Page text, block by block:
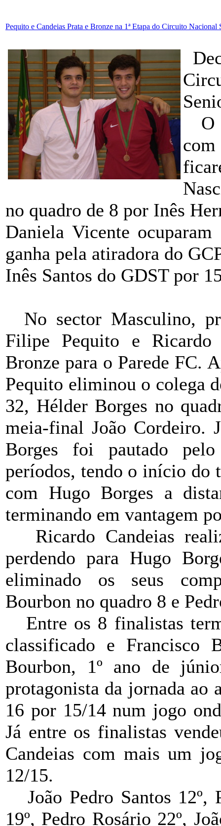
Pequito e Candeias Prata e Bronze na 1ª Etapa do Circuito Nacional
O
no quadro de 8 por Inês
Daniela Vicente
ganha pela atiradora do
Inês Santos do GDST por
No sector Masculino,
Filipe Pequito e Ricardo
Bronze para o Parede FC.
Pequito eliminou o colega
32, Hélder Borges no
meia-final João Cordeiro.
Borges foi pautado
períodos, tendo o início do
com Hugo Borges a
terminando em vantagem
Ricardo Candeias
perdendo para Hugo
eliminado os seus
Bourbon no quadro 8 e
Entre os 8 finalistas
classificado e Francisco
Bourbon, 1º ano de
protagonista da jornada ao
16 por 15/14 num jogo
Já entre os finalistas
Candeias com mais um
12/15.
João Pedro Santos 12º,
19º, Pedro Rosário 22º,